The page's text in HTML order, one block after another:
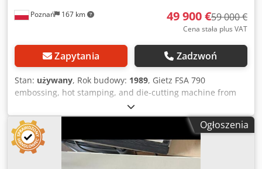
Poznań 167 km 49 900 €59 000 €
Cena stała plus VAT
Zapytania Zadzwoń
Stan: używany, Rok budowy: 1989, Gietz FSA 790
embossing, hot stamping, and die-cutting machine from
1989 Maximum sheet size: 790 x 560 mm Temperature
control: up to 200°C Maximum pressure: 150 tons Speed:
5,500 strokes/hour Power consumption: 7.3 kW Heating
power: 9.5 kW Weight: 7000 kg 3 x electronic longitudinal
foil feed control Works with foil on 1' cores Possibility of
Ogłoszenia